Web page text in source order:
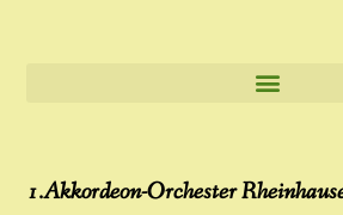
1.Akkordeon-Orchester